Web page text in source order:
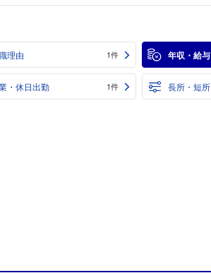
理由 1件 年収・給与
・休日出勤 1件 長所・短所